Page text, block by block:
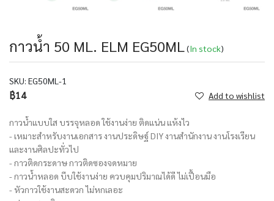
กาวน้ำ 50 ML. ELM EG50ML(In stock)
SKU: EG50ML-1
฿14 Add to wishlist
กาวน้ำแบบใส บรรจุหลอด ใช้งานง่าย ติดแน่น แห้งไว
- เหมาะสำหรับงานเอกสาร งานประดิษฐ์ DIY งานสำนักงาน งานโรงเรียน
และงานศิลปะทั่วไป
- กาวติดกระดาษ กาวติดซองจดหมาย
- กาวน้ำหลอด บีบใช้งานง่าย ควบคุมปริมาณได้ดี ไม่เปื้อนมือ
- หัวกาวใช้งานสะดวก ไม่หกเลอะ